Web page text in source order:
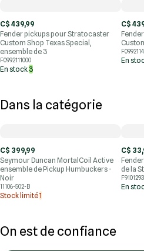
C$ 439,99
Fender pickups pour Stratocaster
Custom Shop Texas Special,
ensemble de 3
F0992111000
En stock 3
C$
En
Dans la catégorie
C$ 399,99
Seymour Duncan MortalCoil Active
ensemble de Pickup Humbuckers -
Noir
11106-502-B
Stock limité1
C$
de la
En
On est de confiance